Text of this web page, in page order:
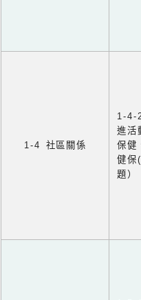
1-4 社區關係
1-4-
進活
保健
健保
題）